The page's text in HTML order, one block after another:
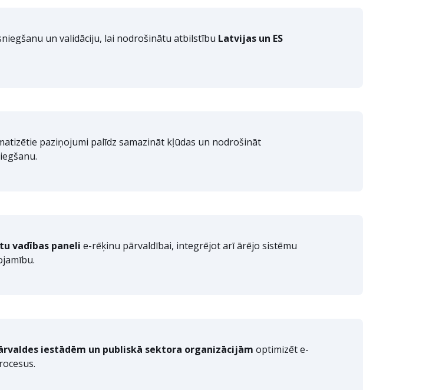
un validāciju, lai nodrošinātu atbilstību Latvijas un ES
paziņojumi palīdz samazināt kļūdas un nodrošināt
vadības paneli e-rēķinu pārvaldībai, integrējot arī ārējo sistēmu
iestādēm un publiskā sektora organizācijām optimizēt e-